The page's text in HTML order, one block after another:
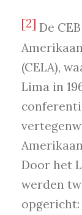
[2] De
(CELA),
Lima in
Door het
werden